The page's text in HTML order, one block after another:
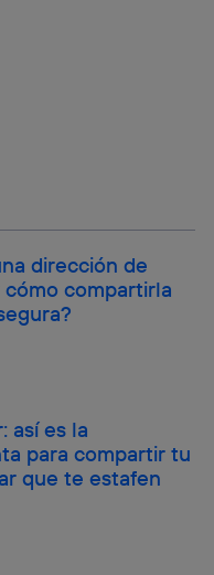
dirección de
compartirla
así es la
para compartir tu
que te estafen